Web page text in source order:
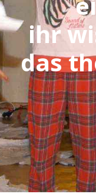
ihr
das